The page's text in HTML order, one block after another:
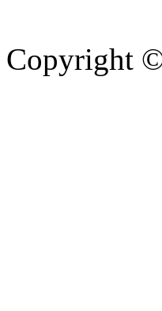
Copyright